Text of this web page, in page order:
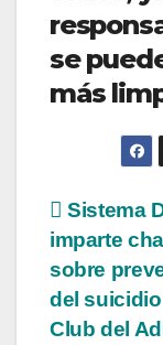
se
más
de
Sistema
imparte
sobre
del
Club del